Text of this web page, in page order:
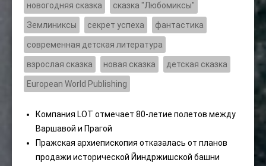
новогодняя сказка сказка "Любомиксы"
Землиниксы секрет успеха фантастика
современная детская литература
взрослая сказка новая сказка детская сказка
European World Publishing
Компания LOT отмечает 80-летие полетов между
Варшавой и Прагой
Пражская архиепископия отказалась от планов
продажи исторической Йиндржишской башни